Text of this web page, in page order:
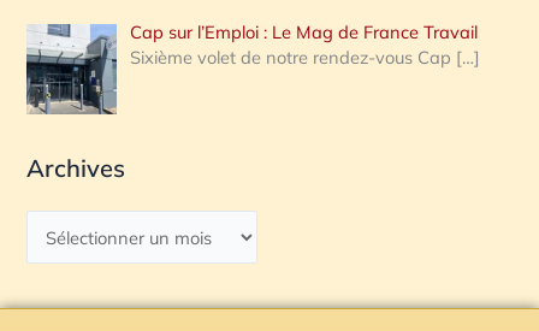
Cap sur l’Emploi : Le Mag de France Travail
Sixième volet de notre rendez-vous Cap […]
Archives